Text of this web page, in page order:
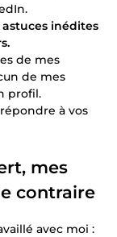
inédites
de mes
de mes
profil.
à vos
mes
contraire
avec moi :